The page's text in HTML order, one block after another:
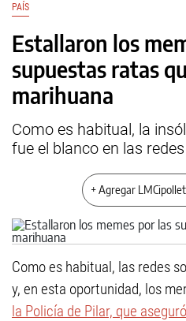
PAÍS
Estallaron los
supuestas ratas
marihuana
Como es habitual, la
fue el blanco en las
+ Agregar
Como es habitual, las redes
y, en esta oportunidad, los
la Policía de Pilar, que